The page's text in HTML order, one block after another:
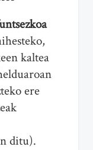
kaltea
ere
ditu).